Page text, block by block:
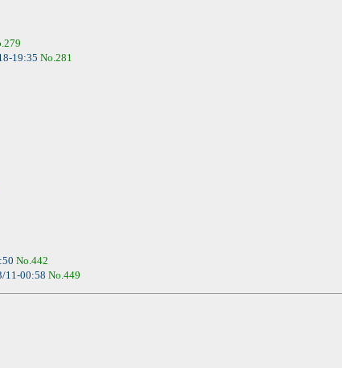
19:35 No.281
No.442
11-00:58 No.449